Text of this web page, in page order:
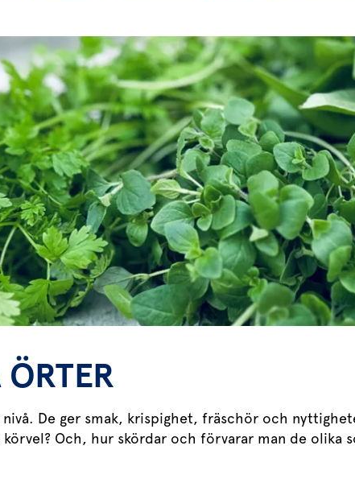
De ger smak, krispighet, fräschör och
Och, hur skördar och förvarar man de